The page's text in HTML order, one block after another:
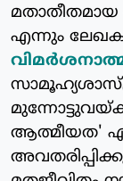
എന്നും
ആത്മീയത'